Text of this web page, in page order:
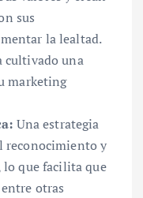
sus
la lealtad.
cultivado una
marketing
Una estrategia
reconocimiento y
lo que facilita que
otras